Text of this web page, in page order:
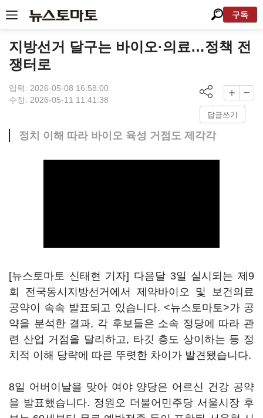
구독
지방선거 달구는 바이오·의료…정책 전
쟁터로
입력: 2026-05-08 16:58:00
수정: 2026-05-11 11:41:38
답글쓰기
정치 이해 따라 바이오 육성 거점도 제각각
[뉴스토마토 신태현 기자] 다음달 3일 실시되는 제9
회 전국동시지방선거에서 제약바이오 및 보건의료
공약이 속속 발표되고 있습니다. <뉴스토마토>가 공
약을 분석한 결과, 각 후보들은 소속 정당에 따라 관
련 산업 거점을 달리하고, 타깃 층도 상이하는 등 정
치적 이해 당략에 따른 뚜렷한 차이가 발견됐습니다.
8일 어버이날을 맞아 여야 양당은 어르신 건강 공약
을 발표했습니다. 정원오 더불어민주당 서울시장 후